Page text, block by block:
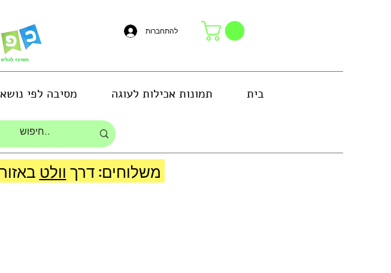
להתחברות
בית תמונות אכילות לעוגה מסיבה לפי נושא
משלוחים: דרך וולט